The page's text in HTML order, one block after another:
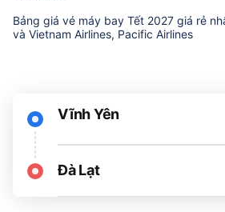
Bảng giá vé máy bay Tết 2027 giá rẻ
và Vietnam Airlines, Pacific Airlines
Vĩnh Yên
Đà Lạt